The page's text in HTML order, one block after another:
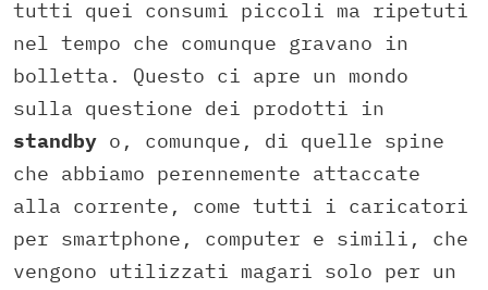
tutti quei consumi piccoli ma ripetuti
nel tempo che comunque gravano in
bolletta. Questo ci apre un mondo
sulla questione dei prodotti in
standby o, comunque, di quelle spine
che abbiamo perennemente attaccate
alla corrente, come tutti i caricatori
per smartphone, computer e simili, che
vengono utilizzati magari solo per un